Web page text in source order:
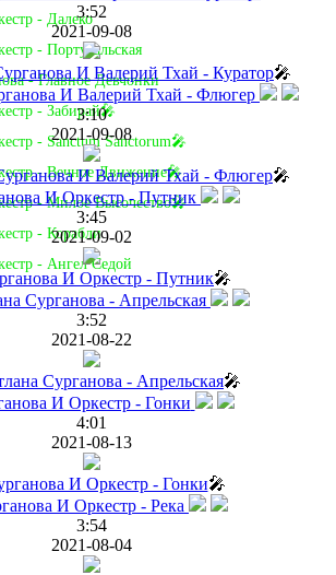
- Далеко
- Португальская
- Главное Девчонки
- Забирай🎤
- Sanctum Sanctorum🎤
- Вечное Движение🎤
- Милое Высочество🎤
- Корабли
- Ангел Седой
3:52
2021-09-08
И Валерий Тхай - Куратор🎤
3:10
2021-09-08
И Валерий Тхай - Флюгер🎤
3:45
2021-09-02
И Оркестр - Путник🎤
3:52
2021-08-22
Сурганова - Апрельская🎤
4:01
2021-08-13
И Оркестр - Гонки🎤
3:54
2021-08-04